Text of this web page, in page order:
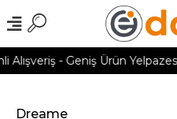
Alışveriş - Geniş Ürün Yelpazesi
Dreame